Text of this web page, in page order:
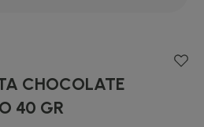
CHOCOLATE
40 GR